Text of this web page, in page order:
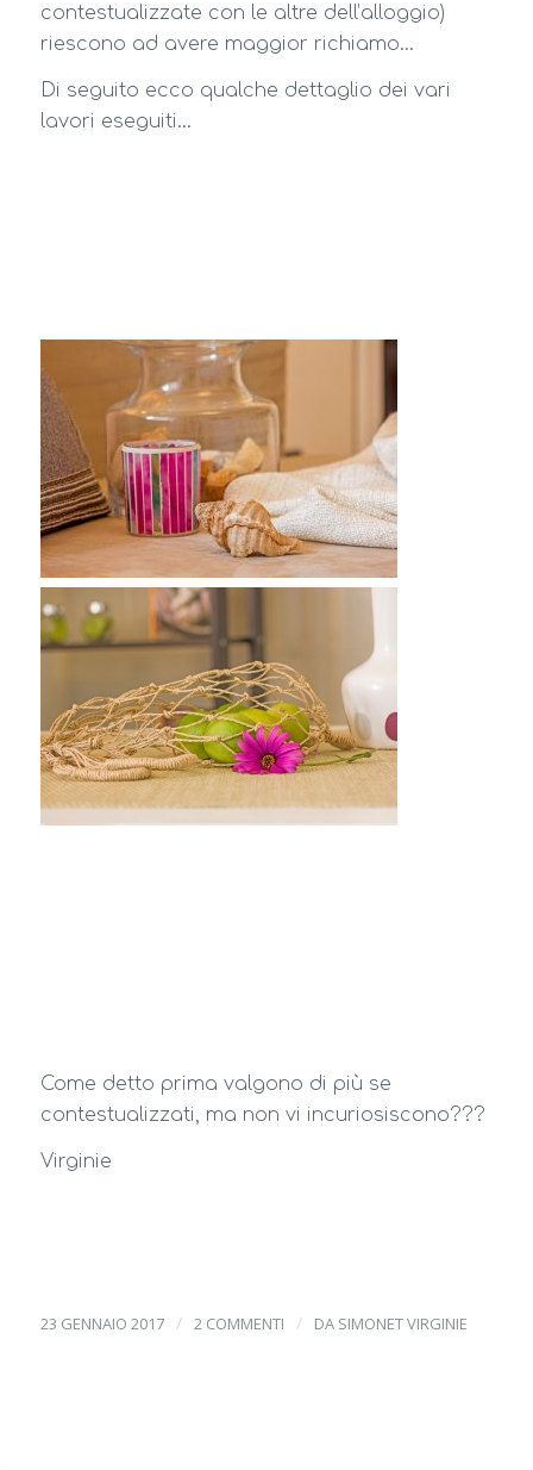
contestualizzate con le altre dell’alloggio)
riescono ad avere maggior richiamo…
Di seguito ecco qualche dettaglio dei vari
lavori eseguiti…
Come detto prima valgono di più se
contestualizzati, ma non vi incuriosiscono???
Virginie
23 GENNAIO 2017 / 2 COMMENTI / DA SIMONET VIRGINIE